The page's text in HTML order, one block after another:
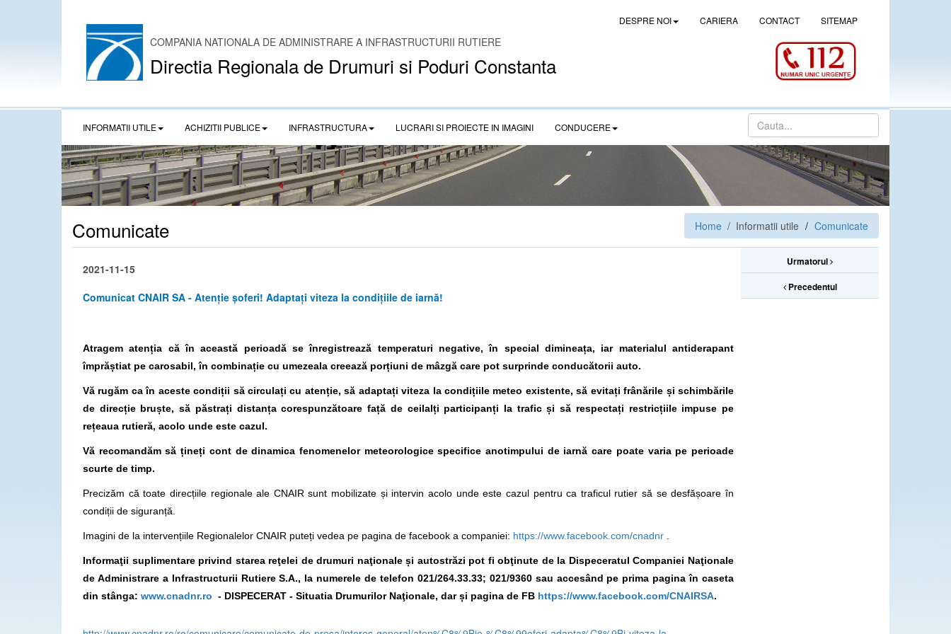
DESPRE NOI CARIERA CONTACT SITEMAP
COMPANIA NATIONALA DE ADMINISTRARE A INFRASTRUCTURII RUTIERE
Directia Regionala de Drumuri si Poduri Constanta
INFORMATII UTILE ACHIZITII PUBLICE INFRASTRUCTURA LUCRARI SI PROIECTE IN IMAGINI CONDUCERE
Comunicate Home / Informatii utile Comunicate
Urmatorul
Precedentul
2021-11-15
Comunicat CNAIR SA - Atenție șoferi! Adaptați viteza la condițiile de iarnă!
Atragem atenția că în această perioadă se înregistrează temperaturi negative, în special dimineața, iar materialul antiderapant
împrăștiat pe carosabil, în combinație cu umezeala creează porțiuni de mâzgă care pot surprinde conducătorii auto.
Vă rugăm ca în aceste condiții să circulați cu atenție, să adaptați viteza la condițiile meteo existente, să evitați frânările și schimbările
de direcție bruște, să păstrați distanța corespunzătoare față de ceilalți participanți la trafic și să respectați restricțiile impuse pe
rețeaua rutieră, acolo unde este cazul.
Vă recomandăm să țineți cont de dinamica fenomenelor meteorologice specifice anotimpului de iarnă care poate varia pe perioade
scurte de timp.
Precizăm că toate direcțiile regionale ale CNAIR sunt mobilizate și intervin acolo unde este cazul pentru ca traficul rutier să se desfășoare în
condiții de siguranță.
Imagini de la intervențiile Regionalelor CNAIR puteți vedea pe pagina de facebook a companiei: https://www.facebook.com/cnadnr
Informaţii suplimentare privind starea reţelei de drumuri naţionale și autostrăzi pot fi obţinute de la Dispeceratul Companiei Naţionale
de Administrare a Infrastructurii Rutiere S.A., la numerele de telefon 021/264.33.33; 021/9360 sau accesând pe prima pagina în caseta
din stânga: www.cnadnr.ro - DISPECERAT - Situatia Drumurilor Naţionale, dar și pagina de FB https://www.facebook.com/CNAIRSA.